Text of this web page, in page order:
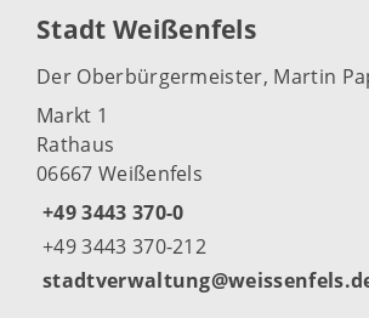
Stadt Weißenfels
Der Oberbürgermeister, Martin
Markt 1
Rathaus
06667 Weißenfels
+49 3443 370-0
+49 3443 370-212